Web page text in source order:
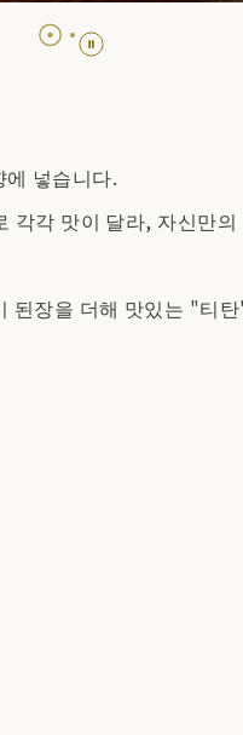
넣습니다.
각 맛이 달라, 자신만
된장을 더해 맛있는 "티